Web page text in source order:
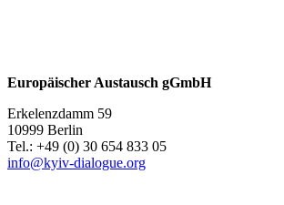
Europäischer Austausch gGmbH
Erkelenzdamm 59
10999 Berlin
Теl.: +49 (0) 30 654 833 05
info@kyiv-dialogue.org